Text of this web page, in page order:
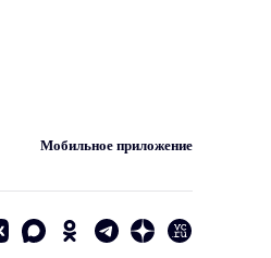
Мобильное приложение